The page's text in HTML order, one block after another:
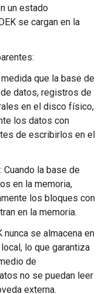
un estado
se cargan en la
que la base de
datos, registros de
en el disco físico,
los datos con
de escribirlos en el
la base de
en la memoria,
los bloques con
en la memoria.
nunca se almacena en
lo que garantiza
de
no se puedan leer
externa.